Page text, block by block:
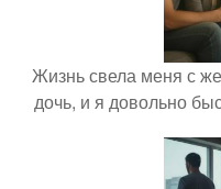
Жизнь свела меня с
дочь, и я довольно